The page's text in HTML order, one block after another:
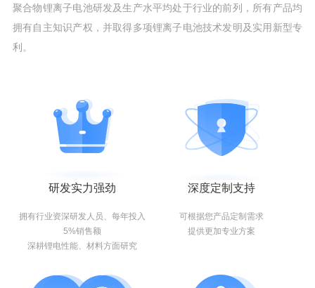
聚合物锂离子电池研发及生产水平均处于行业的前列，所有产品均
拥有自主知识产权，并取得多项锂离子电池技术发明及实用新型专
利。
研发实力强劲
拥有行业资深研发人员、每年投入
5%销售额
深耕锂电性能、材料方面研究
深度定制支持
可根据您产品定制需求
提供更加专业方案